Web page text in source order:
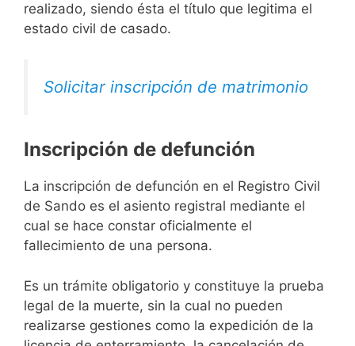
realizado, siendo ésta el título que legitima el
estado civil de casado.
Solicitar inscripción de matrimonio
Inscripción de defunción
La inscripción de defunción en el Registro Civil
de Sando es el asiento registral mediante el
cual se hace constar oficialmente el
fallecimiento de una persona.
Es un trámite obligatorio y constituye la prueba
legal de la muerte, sin la cual no pueden
realizarse gestiones como la expedición de la